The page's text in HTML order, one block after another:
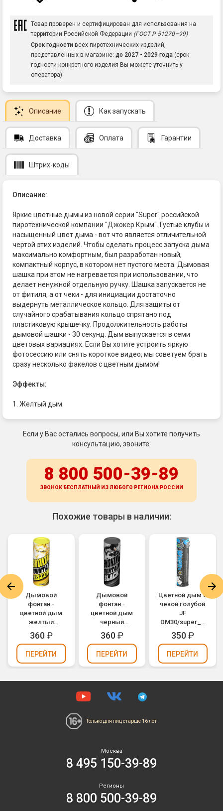
Товар проверен и сертифицирован для использования на
территории Российской Федерации (ГОСТ Р 51270–99)
Срок годности всех пиротехнических изделий,
представленных в магазине: до 2027 - 2029 года (срок
годности конкретного изделия Вы можете уточнить у
оператора)
Описание Как запускать
Доставка Оплата Гарантии
Штрих-коды
Описание:
Яркие цветные дымы из новой серии "Super" российской
пиротехнической компании "Джокер Крым". Густые клубы и
насыщенный цвет дыма - вот что является отличительной
чертой этих изделий. Чтобы сделать процесс запуска дыма
максимально комфортным, был разработан новый,
компактный корпус, в котором нет пустого места. Дымовая
шашка при этом не нагревается при использовании, что
делает ненужной отдельную ручку. Шашка запускается не
от фитиля, а от чеки - для инициации достаточно
выдернуть металлическое кольцо. Для защиты от
случайного срабатывания кольцо спрятано под
пластиковую крышечку. Продолжительность работы
дымовой шашки - 30 секунд. Дым выпускается в семи
цветовых вариациях. Если Вы хотите устроить яркую
фотосессию или снять короткое видео, мы советуем брать
сразу несколько факелов с цветным дымом!
Эффекты:
1. Желтый дым.
Если у Вас остались вопросы, или Вы хотите получить
консультацию, звоните:
8 800 500-39-89
ЗВОНОК БЕСПЛАТНЫЙ ИЗ ЛЮБОГО РЕГИОНА РОССИИ
Похожие товары в наличии:
Дымовой
фонтан -
цветной дым
желтый
MA0509/Y
(Maxsem)
360₽
ПЕРЕЙТИ
Дымовой
фонтан -
цветной дым
черный
MA0509/BK
(Maxsem)
360₽
ПЕРЕЙТИ
Цветной дым с
чекой голубой
JF
DM30/super_B
(Joker
Fireworks)
350₽
ПЕРЕЙТИ
Только для лиц старше 16 лет
Москва
8 495 150-39-89
Регионы
8 800 500-39-89